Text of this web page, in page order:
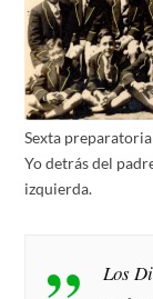
Sexta
Yo detrás del
izquierda.
Los